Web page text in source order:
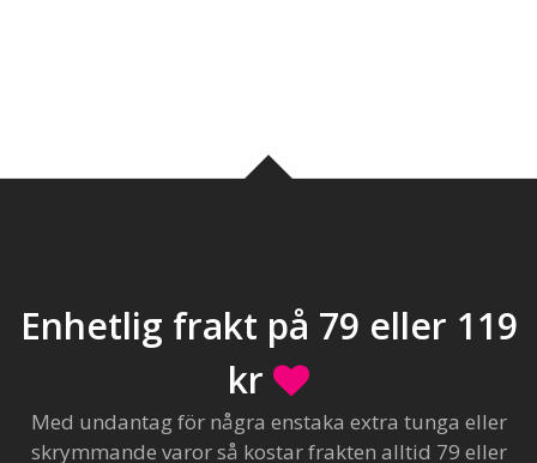
Enhetlig frakt på 79 eller 119
kr
Med undantag för några enstaka extra tunga eller
skrymmande varor så kostar frakten alltid 79 eller